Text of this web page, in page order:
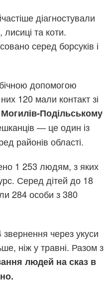
діагностували
та коти.
серед борсуків і
допомогою
120 мали контакт зі
Могилів-Подільському
— це один із
районів області.
1 253 людям, з яких
Серед дітей до 18
284 особи з 380
через укуси
ніж у травні. Разом з
людей на сказ в